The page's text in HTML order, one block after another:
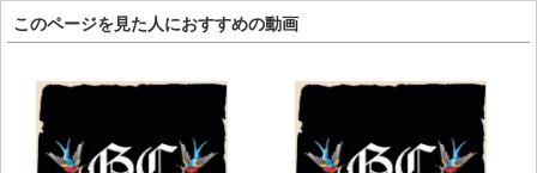
このページを見た人におすすめの動画